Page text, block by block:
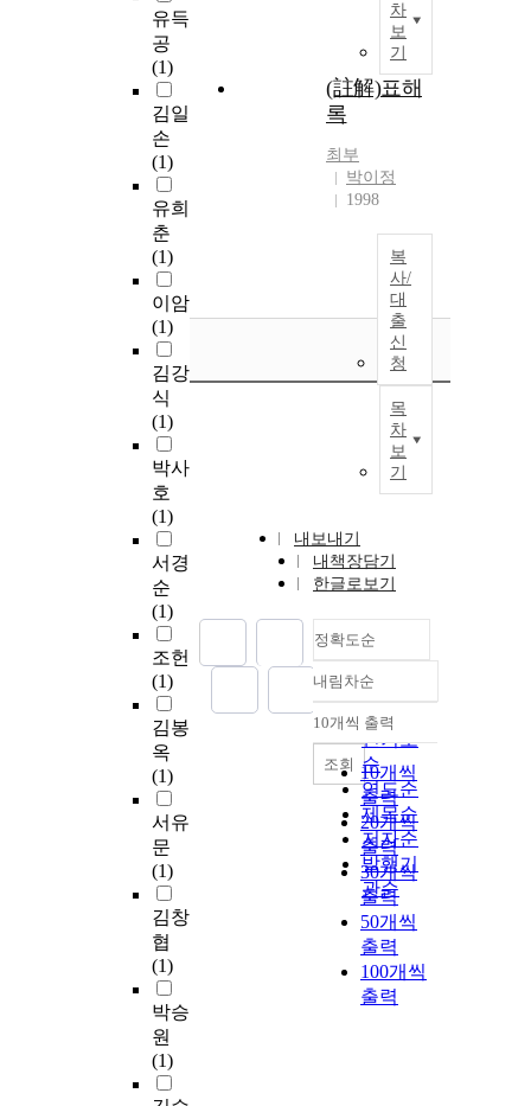
유득
공
(1)
김일
손
(1)
유희
춘
(1)
이암
(1)
김강
식
(1)
박사
호
(1)
서경
순
(1)
조헌
(1)
김봉
옥
(1)
서유
문
(1)
김창
협
(1)
박승
원
(1)
차
보
기
(註解)표해
록
최부
박이정
1998
복
사/
대
출
신
청
목
차
보
기
내보내기
내책장담기
한글로보기
정확도순
정확도
순
인기도
순
연도순
제목순
저자순
발행기
관순
내림차순
내림차순
10개씩 출력
10개씩
출력
20개씩
출력
30개씩
출력
50개씩
출력
100개씩
출력
조회